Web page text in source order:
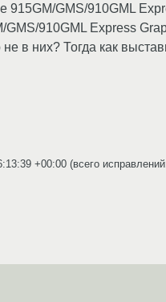
GMS/910GML
910GML Express
в них? Тогда как
+00:00 (всего